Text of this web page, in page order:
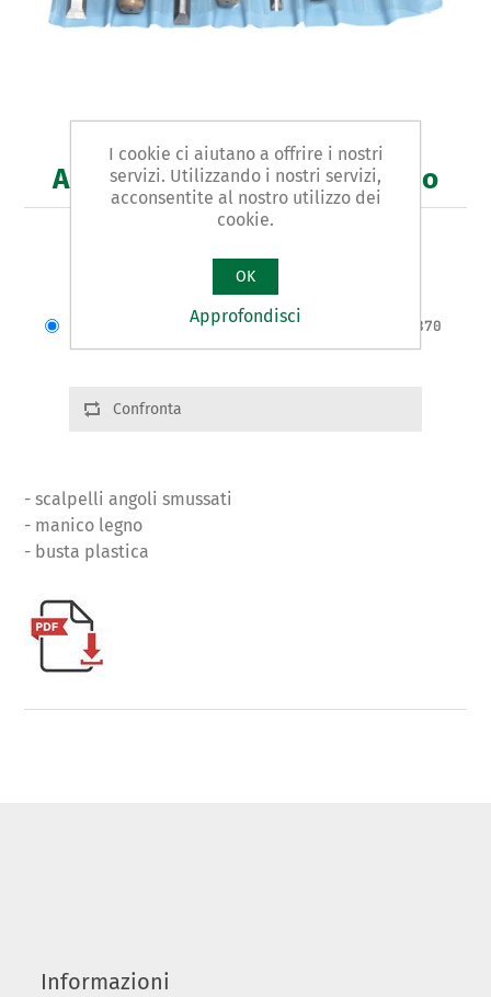
Art. 95/A - scalpello per legno
Varianti prodotto
Cod.: 09561 | L:6-8-10-12-14-18-20 | g:870
Confronta
- scalpelli angoli smussati
- manico legno
- busta plastica
Informazioni
I cookie ci aiutano a offrire i nostri
servizi. Utilizzando i nostri servizi,
acconsentite al nostro utilizzo dei
cookie.
OK
Approfondisci